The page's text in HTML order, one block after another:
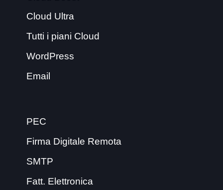
Cloud Ultra
Tutti i piani Cloud
WordPress
Email
PEC
Firma Digitale Remota
SMTP
Fatt. Elettronica